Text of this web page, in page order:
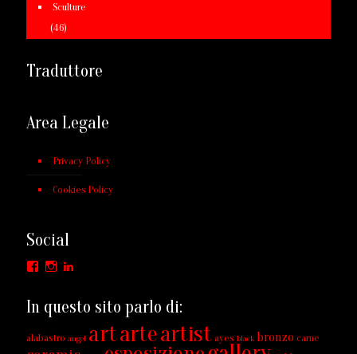
Sculture
(46)
Traduttore
Area Legale
Privacy Policy
Cookies Policy
Social
Facebook
Instagram
In questo sito parlo di:
alabastro angel artarteartist ayes black bronzo carne